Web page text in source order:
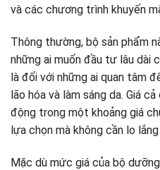
và các chương trình khuyến
Thông thường, bộ sản phẩm
những ai muốn đầu tư lâu dài
là đối với những ai quan tâm
lão hóa và làm sáng da. Giá
động trong một khoảng giá
lựa chọn mà không cần lo
Mặc dù mức giá của bộ